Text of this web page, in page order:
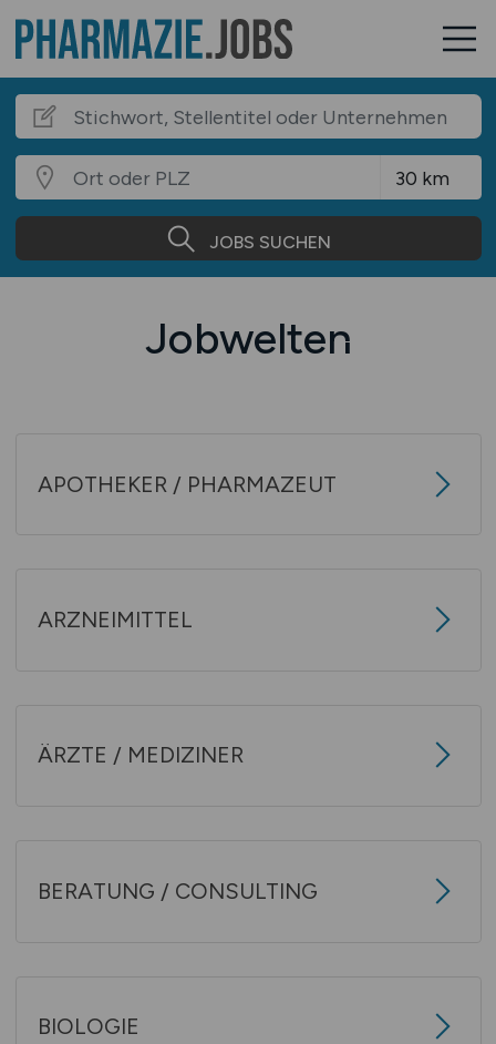
JOBS SUCHEN
Jobwelten
APOTHEKER / PHARMAZEUT
ARZNEIMITTEL
ÄRZTE / MEDIZINER
BERATUNG / CONSULTING
BIOLOGIE